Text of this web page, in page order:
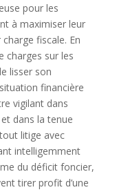
pour les
à maximiser leur
fiscale. En
charges sur les
lisser son
financière
vigilant dans
dans la tenue
litige avec
intelligemment
du déficit foncier,
tirer profit d’une